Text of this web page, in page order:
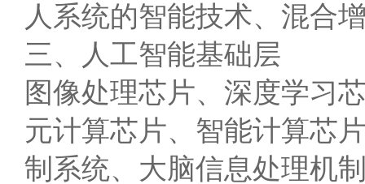
人系统的智能技术、混合
三、人工智能基础层
图像处理芯片、深度学习
元计算芯片、智能计算芯
制系统、大脑信息处理机